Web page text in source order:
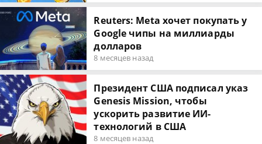
Reuters: Meta хочет покупать у
Google чипы на миллиарды
долларов
8 месяцев назад
Президент США подписал указ
Genesis Mission, чтобы
ускорить развитие ИИ-
технологий в США
8 месяцев назад